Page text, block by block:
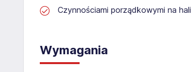
Czynnościami porządkowymi na hali
Wymagania